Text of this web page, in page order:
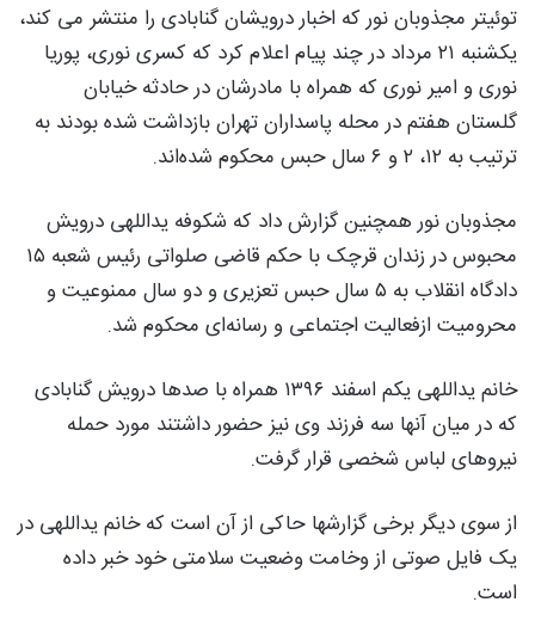
توئیتر مجذوبان نور که اخبار درویشان گنابادی را منتشر می کند،
یکشنبه ۲۱ مرداد در چند پیام اعلام کرد که کسری نوری، پوریا
نوری و امیر نوری که همراه با مادرشان در حادثه خیابان
گلستان هفتم در محله پاسداران تهران بازداشت شده بودند به
ترتیب به ۱۲، ۲ و ۶ سال حبس محکوم شده‌اند.
مجذوبان نور همچنین گزارش داد که شکوفه یداللهی درویش
محبوس در زندان قرچک با حکم قاضی صلواتی رئیس شعبه ۱۵
دادگاه انقلاب به ۵ سال حبس تعزیری و دو سال ممنوعیت و
محرومیت ازفعالیت اجتماعی و رسانه‌ای محکوم شد.
خانم یداللهی یکم اسفند ۱۳۹۶ همراه با صدها درویش گنابادی
که در میان آنها سه فرزند وی نیز حضور داشتند مورد حمله
نیروهای لباس شخصی قرار گرفت.
از سوی دیگر برخی گزارشها حاکی از آن است که خانم یداللهی در
یک فایل صوتی از وخامت وضعیت سلامتی خود خبر داده
است.